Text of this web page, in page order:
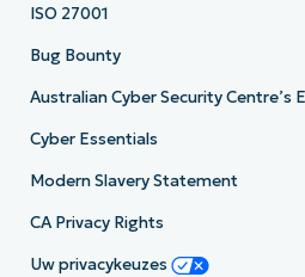
ISO 27001
Bug Bounty
Australian Cyber Security Centre’s
Cyber Essentials
Modern Slavery Statement
CA Privacy Rights
Uw privacykeuzes